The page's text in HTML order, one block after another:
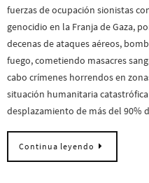
fuerzas de ocupación sionistas
genocidio en la Franja de Gaza,
decenas de ataques aéreos,
fuego, cometiendo masacres
cabo crímenes horrendos en
situación humanitaria
desplazamiento de más del 90%
Continua leyendo